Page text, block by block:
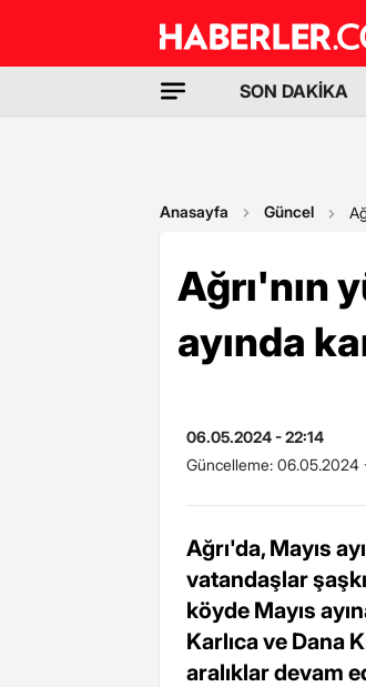
SON DAKİKA
Anasayfa Güncel
Ağrı'nın
ayında
06.05.2024 - 22:14
Güncelleme: 06.05.2024
Ağrı'da, Mayıs
vatandaşlar
köyde Mayıs
Karlıca ve Dana
aralıklar devam